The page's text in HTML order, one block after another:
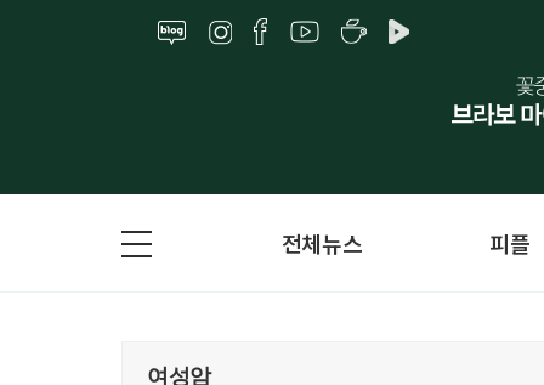
전체뉴스 피플